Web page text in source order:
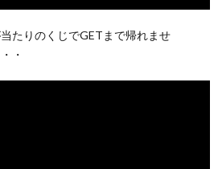
たりのくじでGETまで帰れませ
・